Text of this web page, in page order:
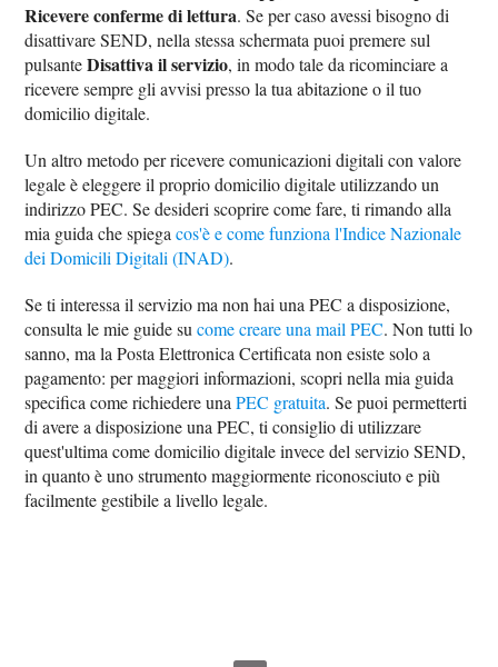
Ricevere conferme di lettura. Se per caso avessi bisogno di
disattivare SEND, nella stessa schermata puoi premere sul
pulsanteDisattiva il servizio, in modo tale da ricominciare a
ricevere sempre gli avvisi presso la tua abitazione o il tuo
domicilio digitale.
Un altro metodo per ricevere comunicazioni digitali con valore
legale è eleggere il proprio domicilio digitale utilizzando un
indirizzo PEC. Se desideri scoprire come fare, ti rimando alla
mia guida che spiegacos'è e come funziona l'Indice Nazionale
dei Domicili Digitali (INAD).
Se ti interessa il servizio ma non hai una PEC a disposizione,
consulta le mie guide sucome creare una mail PEC. Non tutti lo
sanno, ma la Posta Elettronica Certificata non esiste solo a
pagamento: per maggiori informazioni, scopri nella mia guida
specifica come richiedere unaPEC gratuita. Se puoi permetterti
di avere a disposizione una PEC, ti consiglio di utilizzare
quest'ultima come domicilio digitale invece del servizio SEND,
in quanto è uno strumento maggiormente riconosciuto e più
facilmente gestibile a livello legale.